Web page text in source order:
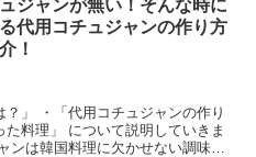
ジャンが無い！そんな時に
代用コチュジャンの作り方
！
」 ・「代用コチュジャンの作り
料理」 について説明していきま
ンは韓国料理に欠かせない調味料